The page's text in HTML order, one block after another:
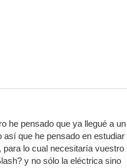
he pensado que ya llegué a un
que he pensado en estudiar
lo cual necesitaría vuestro
y no sólo la eléctrica sino